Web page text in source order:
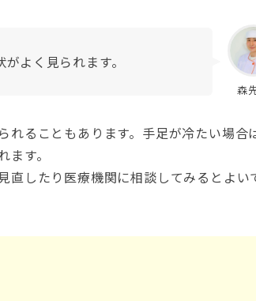
森
よく見られます。
れることもあります。手足が冷たい場合
す。
直したり医療機関に相談してみるとよい